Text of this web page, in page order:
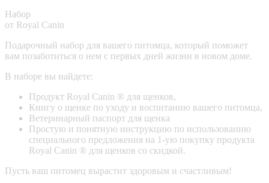
Набор
от Royal Canin
Подарочный набор для вашего питомца, который поможет
вам позаботиться о нем с первых дней жизни в новом доме.
В наборе вы найдете:
Продукт Royal Canin ® для щенков,
Книгу о щенке по уходу и воспитанию вашего питомца,
Ветеринарный паспорт для щенка
Простую и понятную инструкцию по использованию
специального предложения на 1-ую покупку продукта
Royal Canin ® для щенков со скидкой.
Пусть ваш питомец вырастит здоровым и счастливым!